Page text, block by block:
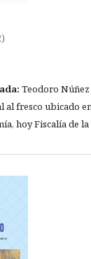
Teodoro
al fresco ubicado
hoy Fiscalía de la